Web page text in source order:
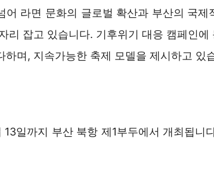
어 라면 문화의 글로벌 확산과 부산의 국제
리 잡고 있습니다. 기후위기 대응 캠페인에
며, 지속가능한 축제 모델을 제시하고 있
일까지 부산 북항 제1부두에서 개최됩니